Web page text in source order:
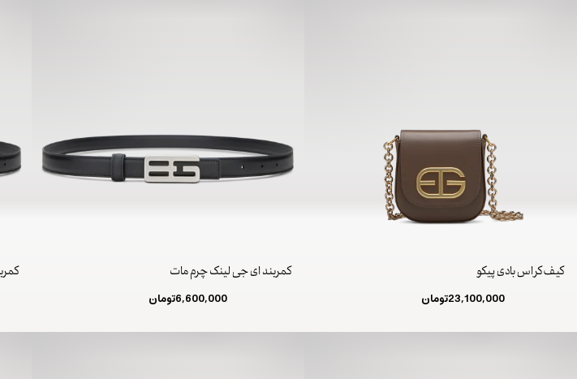
کیف کراس بادی پیکو
23,100,000تومان
کمربند ای جی لینک چرم مات
6,600,000تومان